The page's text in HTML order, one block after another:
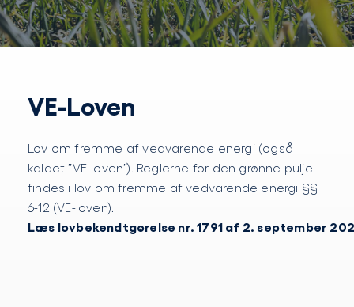
VE-Loven
Lov om fremme af vedvarende energi (også
kaldet ”VE-loven”). Reglerne for den grønne pulje
findes i lov om fremme af vedvarende energi §§
6-12 (VE-loven).
Læs lovbekendtgørelse nr. 1791 af 2. september